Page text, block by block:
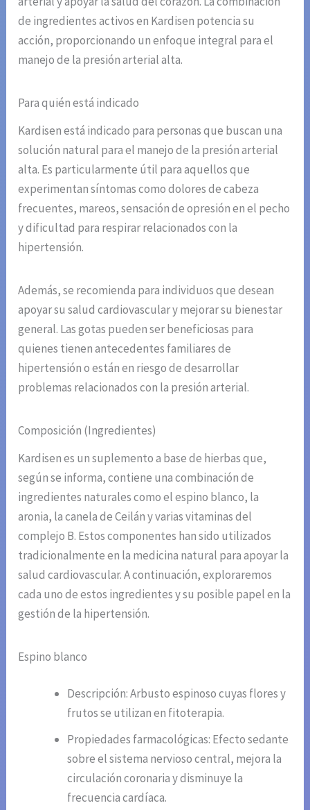
de ingredientes activos en Kardisen potencia su
acción, proporcionando un enfoque integral para el
manejo de la presión arterial alta.
Para quién está indicado
Kardisen está indicado para personas que buscan una
solución natural para el manejo de la presión arterial
alta. Es particularmente útil para aquellos que
experimentan síntomas como dolores de cabeza
frecuentes, mareos, sensación de opresión en el pecho
y dificultad para respirar relacionados con la
hipertensión.
Además, se recomienda para individuos que desean
apoyar su salud cardiovascular y mejorar su bienestar
general. Las gotas pueden ser beneficiosas para
quienes tienen antecedentes familiares de
hipertensión o están en riesgo de desarrollar
problemas relacionados con la presión arterial.
Composición (Ingredientes)
Kardisen es un suplemento a base de hierbas que,
según se informa, contiene una combinación de
ingredientes naturales como el espino blanco, la
aronia, la canela de Ceilán y varias vitaminas del
complejo B. Estos componentes han sido utilizados
tradicionalmente en la medicina natural para apoyar la
salud cardiovascular. A continuación, exploraremos
cada uno de estos ingredientes y su posible papel en la
gestión de la hipertensión.
Espino blanco
Descripción: Arbusto espinoso cuyas flores y
frutos se utilizan en fitoterapia.
Propiedades farmacológicas: Efecto sedante
sobre el sistema nervioso central, mejora la
circulación coronaria y disminuye la
frecuencia cardíaca.